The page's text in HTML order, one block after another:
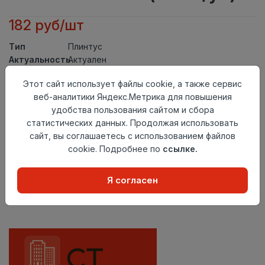
182 руб/шт
Тип
Плинтус
АктуальностьАктуален
Осталось24 шт
Добавить в корзину
Внимание! Внешний вид товара может отличаться от
представленного на настоящем сайте. Проверяйте
в момент приобретения товара.
Этот сайт использует файлы cookie, а также сервис
веб-аналитики Яндекс.Метрика для повышения
удобства пользования сайтом и сбора
статистических данных. Продолжая использовать
сайт, вы соглашаетесь с использованием файлов
cookie. Подробнее по ссылке.
Я согласен